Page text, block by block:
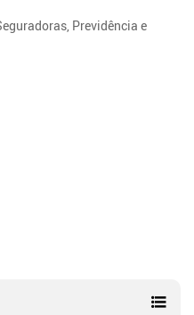
Previdência e